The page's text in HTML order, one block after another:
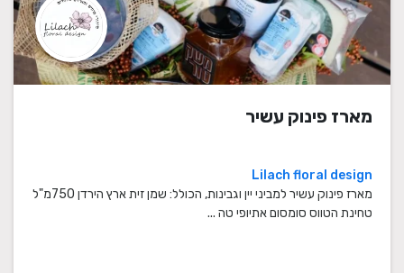
מארז פינוק עשיר
Lilach floral design
מארז פינוק עשיר למביני יין וגבינות, הכולל: שמן זית ארץ הירדן 750מ"ל
טחינת הטווס סומסום אתיופי טה ...